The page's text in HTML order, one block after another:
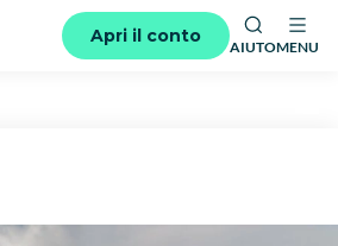
Apri il conto
AIUTOMENU